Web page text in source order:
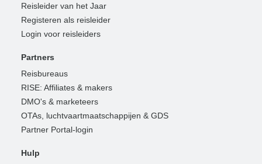
Reisleider van het Jaar
Registeren als reisleider
Login voor reisleiders
Partners
Reisbureaus
RISE: Affiliates & makers
DMO's & marketeers
OTAs, luchtvaartmaatschappijen & GDS
Partner Portal-login
Hulp